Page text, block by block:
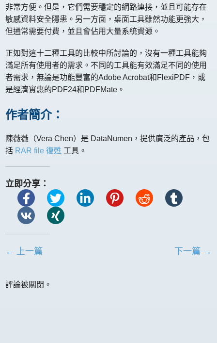
非常方便。但是，它們需要穩定的網路連接，並且可能存在
敏感資料安全隱患。另一方面，桌面工具雖然功能更強大，
但通常需要付費，並且會佔用大量系統資源。
正如對這十二種工具的比較中所討論的，沒有一種工具能夠
滿足所有使用者的需求。不同的工具能有效滿足不同的使用
者需求，無論是功能豐富的Adobe Acrobat和FlexiPDF，或
是經濟實惠的PDF24和PDFMate。
作者簡介：
陳薇薇（Vera Chen）是 DataNumen，提供廣泛的產品，包
括 RAR file 復甦 工具。
立即分享：
← 上一篇 下一篇 →
評論被關閉。